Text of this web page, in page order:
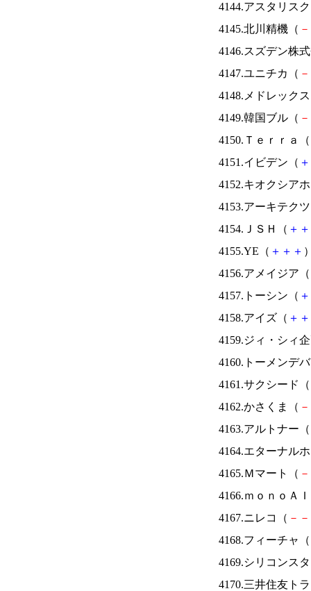
4144.アスタリス
4145.北川精機（ －
4146.スズデン株
4147.ユニチカ（ －
4148.メドレック
4149.韓国ブル（ －
4150.Ｔｅｒｒａ（
4151.イビデン（ ＋
4152.キオクシア
4153.アーキテク
4154.ＪＳＨ（ ＋ ＋
4155.YE（ ＋ ＋ ＋
4156.アメイジア（
4157.トーシン（ ＋
4158.アイズ（ ＋ ＋
4159.ジィ・シィ
4160.トーメンデ
4161.サクシード（
4162.かさくま（ －
4163.アルトナー（
4164.エターナル
4165.Ｍマート（ －
4166.ｍｏｎｏＡ
4167.ニレコ（ － －
4168.フィーチャ（
4169.シリコンス
4170.三井住友ト